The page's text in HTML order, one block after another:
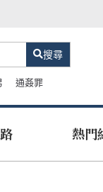
搜尋
通姦罪
熱門